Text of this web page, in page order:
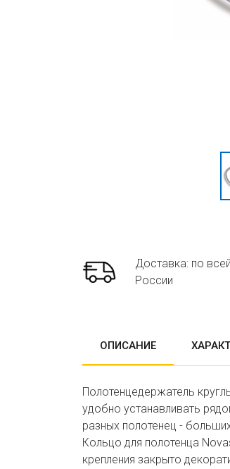
Доставка: по всей
России
ОПИСАНИЕ
Полотенцедержатель
удобно устанавливать
разных полотенец -
Кольцо для полотенца
крепления закрыто